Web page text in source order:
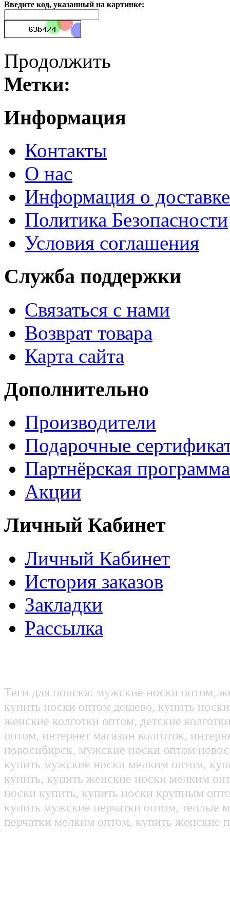
Введите код, указанный на картинке:
Продолжить
Метки:
Информация
Контакты
О нас
Информация о доставке
Политика Безопасности
Условия соглашения
Служба поддержки
Связаться с нами
Возврат товара
Карта сайта
Дополнительно
Производители
Подарочные
Партнёрская программа
Акции
Личный Кабинет
Личный Кабинет
История заказов
Закладки
Рассылка
Теги для поиска: мужские носки оптом,
купить носки оптом дешево, купить
женские колготки оптом, детские
оптом, интернет магазин колготок,
новосибирск, мужские носки оптом
купить мужские носки мелким оптом,
купить, купить женские носки мелким
носки купить, купить носки крупным
купить мужские перчатки оптом, теплые
перчатки мелким оптом, купить женские